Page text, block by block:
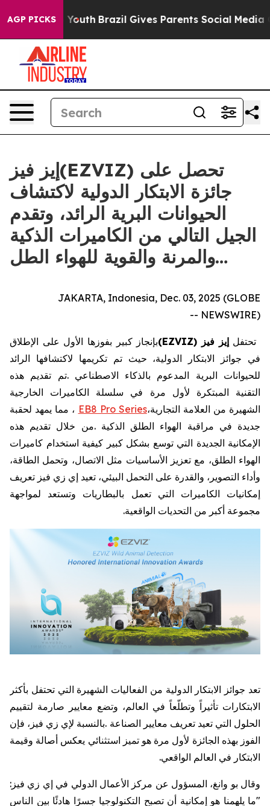
AGP PICKS
to Youth Brazil Gives Parents Social Media
إيز فيز(EZVIZ) تحصل على
جائزة الابتكار الدولية لاكتشاف
الحيوانات البرية الرائد، وتقدم
الجيل التالي من الكاميرات الذكية
والمرنة والقوية للهواء الطل…
JAKARTA, Indonesia, Dec. 03, 2025 (GLOBE
NEWSWIRE) --
تحتفل إيز فيز (EZVIZ) بإنجاز كبير بفوزها الأول على الإطلاق
في جوائز الابتكار الدولية، حيث تم تكريمها لاكتشافها الرائد
للحيوانات البرية المدعوم بالذكاء الاصطناعي .تم تقديم هذه
التقنية
المبتكرة لأول مرة في سلسلة الكاميرات
الخارجية
الشهيرة من العلامة التجارية،EB8 Pro Series ، مما يمهد لحقبة
جديدة في مراقبة الهواء الطلق الذكية .من خلال تقديم هذه
الإمكانية الجديدة التي توسع بشكل كبير كيفية استخدام كاميرات
الهواء الطلق، مع تعزيز الأساسيات مثل الاتصال، وتحمل الطاقة،
وأداء التصوير، والقدرة على التحمل البيئي، تعيد إي زي فيز تعريف
إمكانيات
الكاميرات التي تعمل بالبطاريات وتستعد
لمواجهة
مجموعة أكبر من التحديات الواقعية.
تعد جوائز الابتكار الدولية من الفعاليات الشهيرة التي تحتفل بأكثر
الابتكارات تأثيراً وتطلّعاً في العالم، وتضع معايير صارمة لتقييم
الحلول التي تعيد تعريف معايير الصناعة .بالنسبة لإي زي فيز، فإن
الفوز بهذه الجائزة لأول مرة هو تميز استثنائي يعكس أصالة وقيمة
الابتكار في العالم الواقعي.
وقال بو وانغ، المسؤول عن مركز الأعمال الدولي في إي زي فيز :
"ما يلهمنا هو إمكانية أن تصبح التكنولوجيا جسرًا هادئًا بين الناس